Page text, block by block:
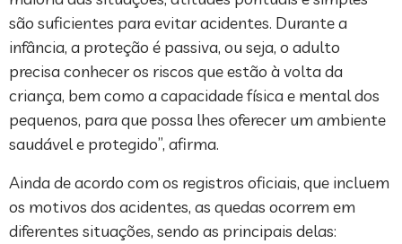
são suficientes para evitar acidentes. Durante a
infância, a proteção é passiva, ou seja, o adulto
precisa conhecer os riscos que estão à volta da
criança, bem como a capacidade física e mental dos
pequenos, para que possa lhes oferecer um ambiente
saudável e protegido”, afirma.
Ainda de acordo com os registros oficiais, que incluem
os motivos dos acidentes, as quedas ocorrem em
diferentes situações, sendo as principais delas: